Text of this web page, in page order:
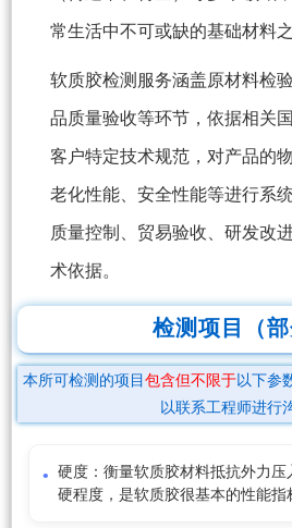
常生活中不可或缺的基础材料之
软质胶检测服务涵盖原材料检
品质量验收等环节，依据相关
客户特定技术规范，对产品的
老化性能、安全性能等进行系
质量控制、贸易验收、研发改
术依据。
检测项目（部
本所可检测的项目 包含但不限于以下参
以联系工程师进行
硬度：衡量软质胶材料抵抗外力
硬程度，是软质胶很基本的性能指